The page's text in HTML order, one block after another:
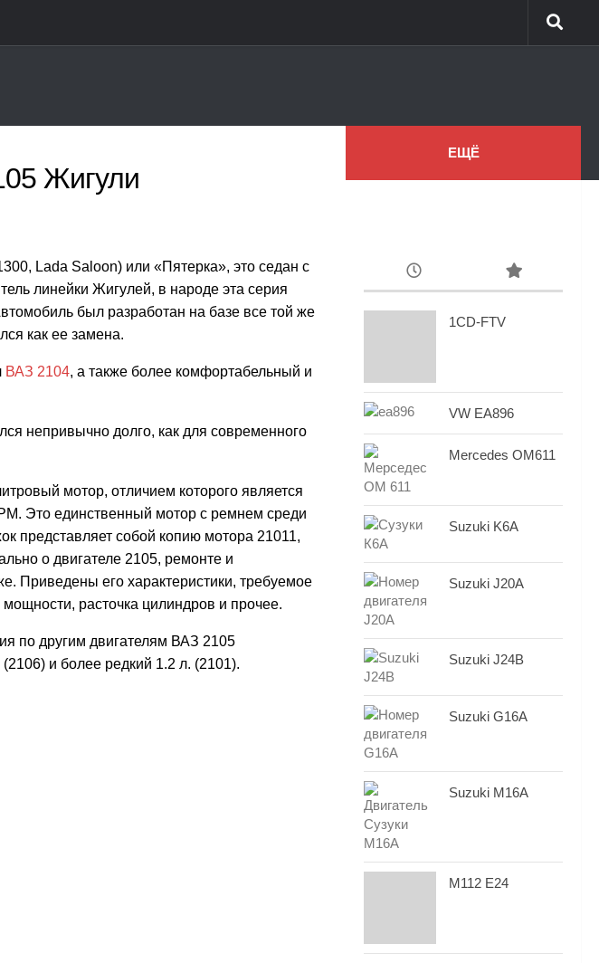
Жигули
Lada Saloon) или «Пятерка», это седан с
линейки Жигулей, в народе эта серия
был разработан на базе все той же
как ее замена.
ВАЗ 2104, а также более комфортабельный и
непривычно долго, как для современного
мотор, отличием которого является
Это единственный мотор с ремнем среди
представляет собой копию мотора 21011,
о двигателе 2105, ремонте и
Приведены его характеристики, требуемое
расточка цилиндров и прочее.
по другим двигателям ВАЗ 2105
и более редкий 1.2 л. (2101).
ЕЩЁ
1CD-FTV
VW EA896
Mercedes OM611
Suzuki K6A
Suzuki J20A
Suzuki J24B
Suzuki G16A
Suzuki M16A
M112 E24